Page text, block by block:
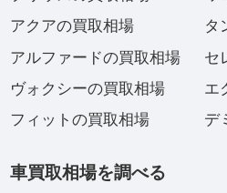
アクアの買取相場
アルファードの買取相場
ヴォクシーの買取相場
フィットの買取相場
タ
セ
エ
デ
車買取相場を調べる